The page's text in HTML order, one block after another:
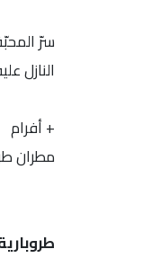
سرّ
النازل
+ أفرام
مطران